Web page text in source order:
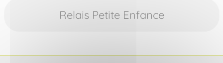
Relais Petite Enfance